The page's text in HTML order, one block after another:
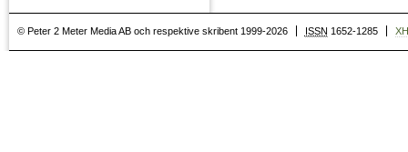
© Peter 2 Meter Media AB och respektive skribent 1999-2026 ISSN 1652-1285